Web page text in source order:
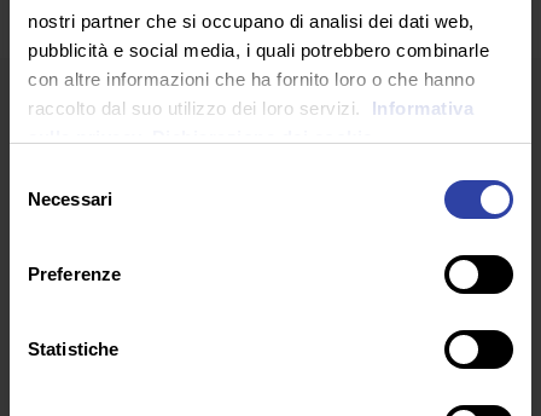
nostri partner che si occupano di analisi dei dati web,
pubblicità e social media, i quali potrebbero combinarle
con altre informazioni che ha fornito loro o che hanno
raccolto dal suo utilizzo dei loro servizi.
Informativa
delNecessari
Preferenze
Statistiche
ARTICOLI RECENTI